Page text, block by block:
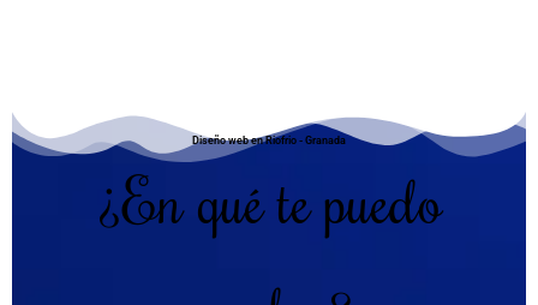
Diseño web en Riofrio - Granada
¿En qué te puedo